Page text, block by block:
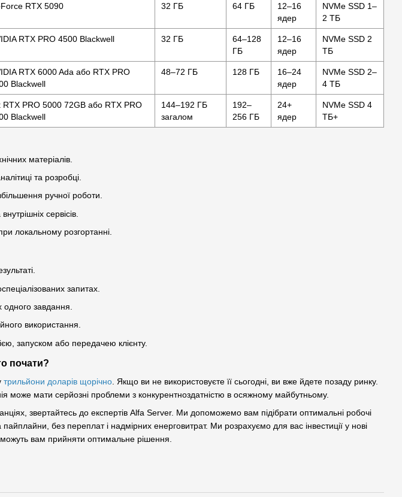
RTX 5090 32 ГБ 64 ГБ
12–16
ядер
NVMe SSD 1–
2 ТБ
RTX PRO 4500 Blackwell 32 ГБ
64–128
ГБ
12–16
ядер
NVMe SSD 2
ТБ
RTX 6000 Ada або RTX PRO
Blackwell
48–72 ГБ 128 ГБ
16–24
ядер
NVMe SSD 2–
4 ТБ
RTX PRO 5000 72GB або RTX PRO
Blackwell
144–192 ГБ
загалом
192–
256 ГБ
24+
ядер
NVMe SSD 4
ТБ+
матеріалів.
та розробці.
ручної роботи.
сервісів.
локальному розгортанні.
запитах.
одного завдання.
використання.
запуском або передачею клієнту.
почати?
трильйони доларів щорічно . Якщо ви не використовуєте її сьогодні, ви вже йдете позаду ринку.
може мати серйозні проблеми з конкурентноздатністю в осяжному майбутньому.
звертайтесь до експертів Alfa Server. Ми допоможемо вам підібрати оптимальні робочі
без переплат і надмірних енерговитрат. Ми розрахуємо для вас інвестиції у нові
вам прийняти оптимальне рішення.